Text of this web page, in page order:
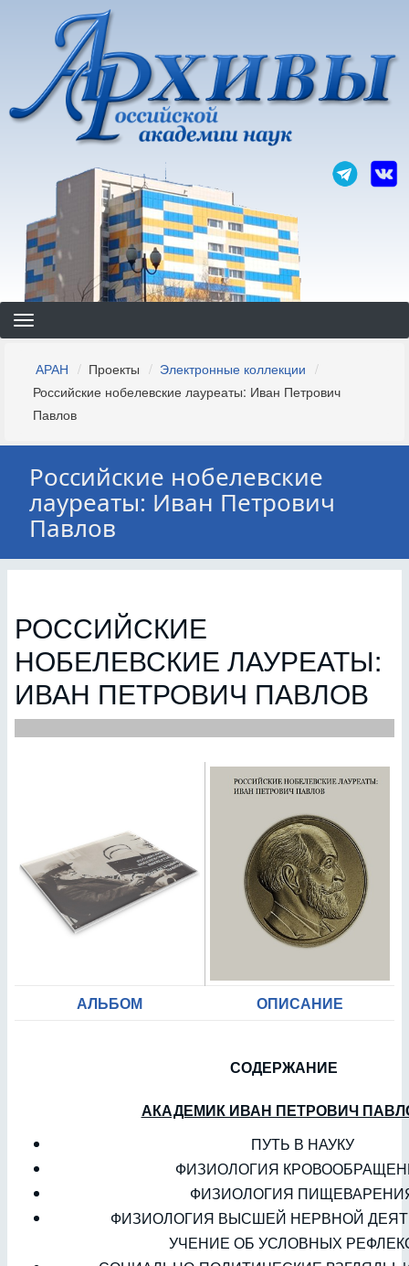
основному
содержанию
Строка
навигации
АРАН Проекты
Электронные коллекции
Российские нобелевские лауреаты: Иван Петрович
Павлов
Российские нобелевские
лауреаты: Иван Петрович
Павлов
РОССИЙСКИЕ
НОБЕЛЕВСКИЕ ЛАУРЕАТЫ:
ИВАН ПЕТРОВИЧ ПАВЛОВ
АЛЬБОМ ОПИСАНИЕ
СОДЕРЖАНИЕ
АКАДЕМИК ИВАН ПЕТРОВИЧ
ПУТЬ В НАУКУ
ФИЗИОЛОГИЯ
ФИЗИОЛОГИЯ
ФИЗИОЛОГИЯ ВЫСШЕЙ НЕРВНОЙ
УЧЕНИЕ ОБ УСЛОВНЫХ